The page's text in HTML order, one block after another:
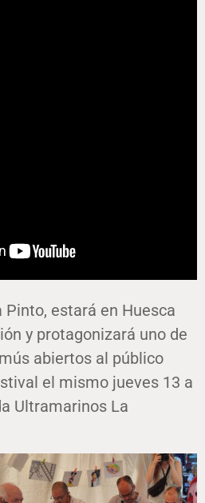
Pinto, estará en Huesca
y protagonizará uno de
abiertos al público
el mismo jueves 13 a
Ultramarinos La